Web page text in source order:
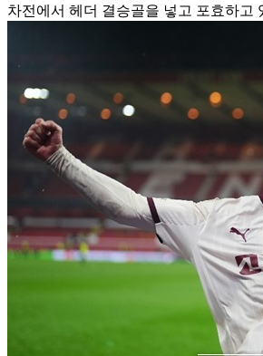
차전에서 헤더 결승골을 넣고 포효하고